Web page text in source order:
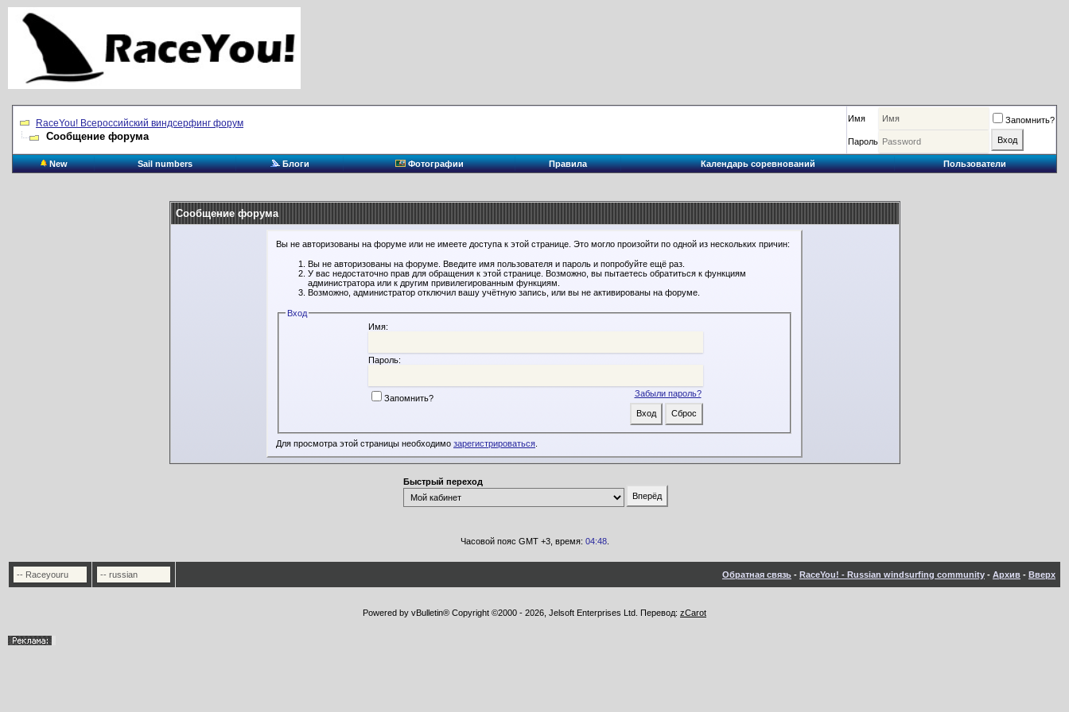
RaceYou! Всероссийский виндсерфинг форум
Сообщение форума
Имя Запомнить?
Пароль
New Sail numbers Блоги Фотографии Правила Календарь соревнований Пользователи
Сообщение форума
Вы не авторизованы на форуме или не имеете доступа к этой странице. Это могло произойти по одной из нескольких причин:
Вы не авторизованы на форуме. Введите имя пользователя и пароль и попробуйте ещё раз.
У вас недостаточно прав для обращения к этой странице. Возможно, вы пытаетесь обратиться к функциям
администратора или к другим привилегированным функциям.
Возможно, администратор отключил вашу учётную запись, или вы не активированы на форуме.
Вход
Имя:
Пароль:
Забыли пароль?
Запомнить?
Для просмотра этой страницы необходимо зарегистрироваться
Быстрый переход
Часовой пояс GMT +3, время: 04:48.
Обратная связь - RaceYou! - Russian windsurfing community - Архив - Вверх
Powered by vBulletin® Copyright ©2000 - 2026, Jelsoft Enterprises Ltd. Перевод: zCarot